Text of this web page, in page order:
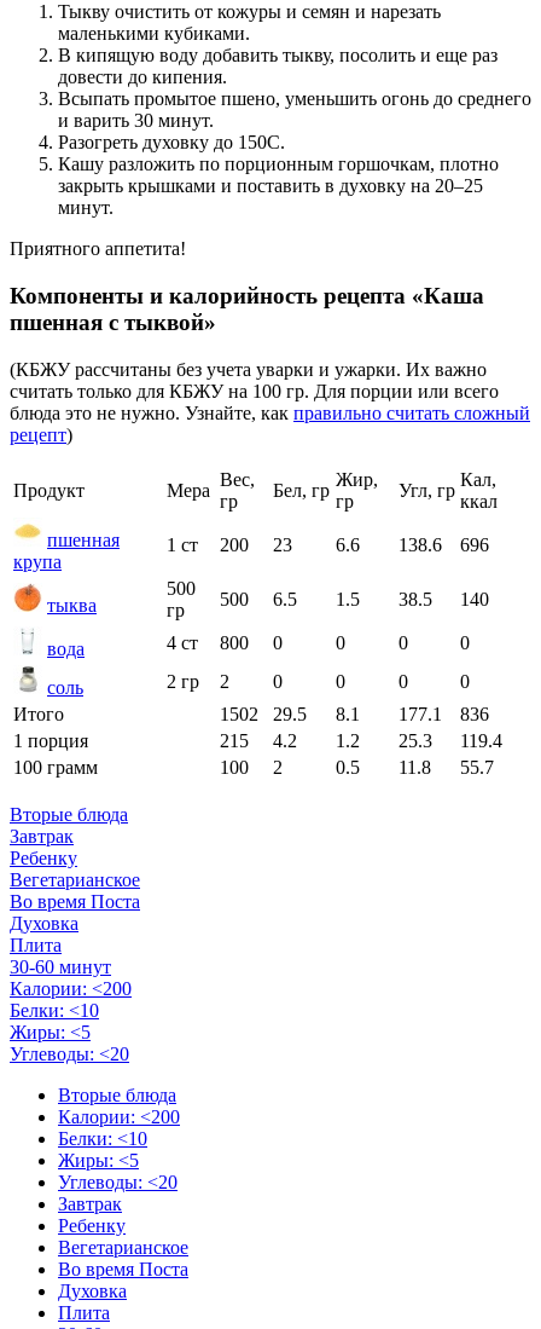
Тыкву очистить от кожуры и семян и нарезать
маленькими кубиками.
В кипящую воду добавить тыкву, посолить и еще раз
довести до кипения.
Всыпать промытое пшено, уменьшить огонь до среднего
и варить 30 минут.
Разогреть духовку до 150С.
Кашу разложить по порционным горшочкам, плотно
закрыть крышками и поставить в духовку на 20–25
минут.
Приятного аппетита!
Компоненты и калорийность рецепта «Каша
пшенная с тыквой»
(КБЖУ рассчитаны без учета уварки и ужарки. Их важно
считать только для КБЖУ на 100 гр. Для порции или всего
блюда это не нужно. Узнайте, как правильно считать сложный
рецепт)
Продукт Мера
Вес,
гр
Бел, гр
Жир,
гр
Угл, гр
Кал,
ккал
пшенная
крупа
1 ст 200 23 6.6 138.6 696
тыква
500
гр
500 6.5 1.5 38.5 140
вода 4 ст 800 0 0 0 0
соль 2 гр 2 0 0 0
0
Итого
1502 29.5 8.1 177.1
836
1 порция
215 4.2 1.2 25.3
119.4
100 грамм
100 2 0.5 11.8 55.7
Вторые блюда
Завтрак
Ребенку
Вегетарианское
Во время Поста
Духовка
Плита
30-60 минут
Калории: <200
Белки: <10
Жиры: <5
Углеводы: <20
Вторые блюда
Калории: <200
Белки: <10
Жиры: <5
Углеводы: <20
Завтрак
Ребенку
Вегетарианское
Во время Поста
Духовка
Плита